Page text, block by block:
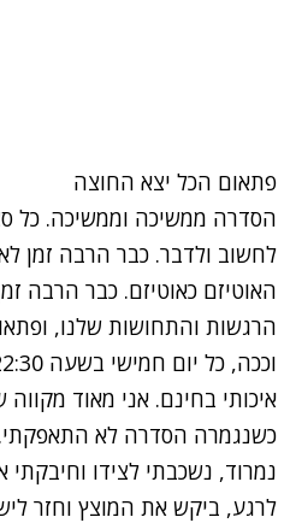
פתאום הכל יצא החוצה
הסדרה ממשיכה וממשיכה. כל
לחשוב ולדבר. כבר הרבה זמן לא
האוטיזם כאוטיזם. כבר הרבה
הרגשות והתחושות שלנו,
איכותי בחינם. אני מאוד
כשנגמרה הסדרה לא
נמרוד, נשכבתי לצידו וחיבקתי
לרגע, ביקש את המוצץ וחזר